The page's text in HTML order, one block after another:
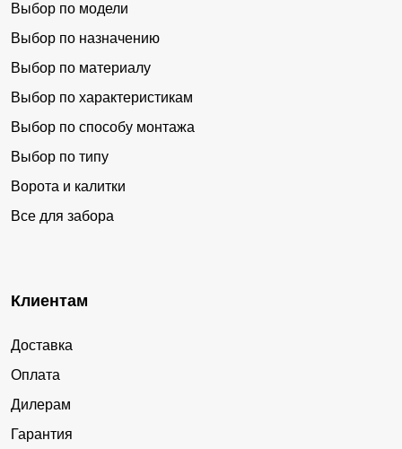
Выбор по модели
Выбор по назначению
Выбор по материалу
Выбор по характеристикам
Выбор по способу монтажа
Выбор по типу
Ворота и калитки
Все для забора
Клиентам
Доставка
Оплата
Дилерам
Гарантия